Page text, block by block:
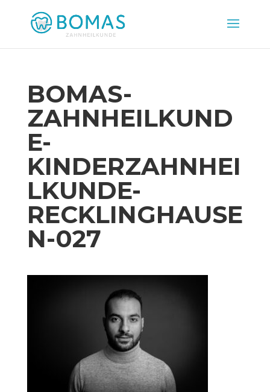
BOMAS-
ZAHNHEILKUND
E-
KINDERZAHNHEI
LKUNDE-
RECKLINGHAUSE
N-027